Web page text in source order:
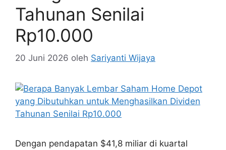
Tahunan Senilai
Rp10.000
20 Juni 2026 oleh Sariyanti Wijaya
Dengan pendapatan $41,8 miliar di kuartal